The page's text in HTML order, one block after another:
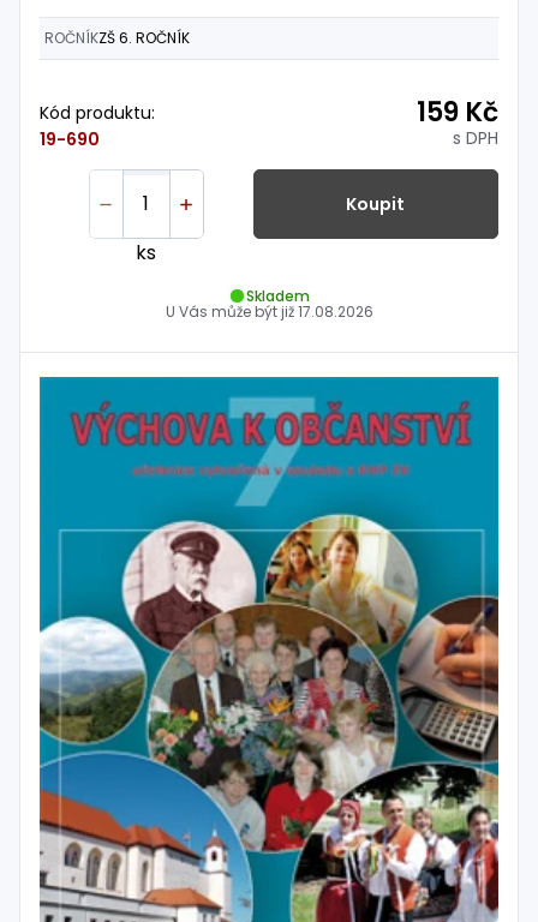
ROČNÍKZŠ 6. ROČNÍK
Kód produktu:
19-690
159 Kč
s DPH
ks
Koupit
Skladem
U Vás může být již17.08.2026